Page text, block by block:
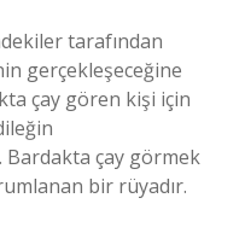
tarafından
gerçekleşeceğine
çay gören kişi için
Bardakta çay görmek
bir rüyadır.